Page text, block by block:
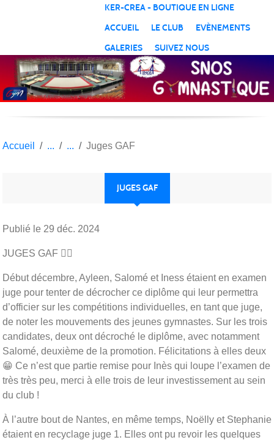
KER-CREA - BOUTIQUE EN LIGNE
ACCUEIL
LE CLUB
EVÈNEMENTS
GALERIES
SUIVEZ NOUS
Accueil Juges GAF
JUGES GAF
Publié le 29 déc. 2024
JUGES GAF 👩‍⚖️
Début décembre, Ayleen, Salomé et Iness étaient en examen
juge pour tenter de décrocher ce diplôme qui leur permettra
d’officier sur les compétitions individuelles, en tant que juge,
de noter les mouvements des jeunes gymnastes. Sur les trois
candidates, deux ont décroché le diplôme, avec notamment
Salomé, deuxième de la promotion. Félicitations à elles deux
😁 Ce n’est que partie remise pour Inès qui loupe l’examen de
très très peu, merci à elle trois de leur investissement au sein
du club !
À l’autre bout de Nantes, en même temps, Noëlly et Stephanie
étaient en recyclage juge 1. Elles ont pu revoir les quelques
Panneau de gestion des cookies